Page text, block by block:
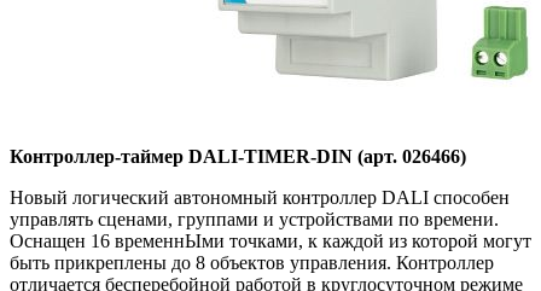
Контроллер-таймер DALI-TIMER-DIN (арт. 026466)
Новый логический автономный контроллер DALI способен
управлять сценами, группами и устройствами по времени.
Оснащен 16 временнЫми точками, к каждой из которой могут
быть прикреплены до 8 объектов управления. Контроллер
отличается бесперебойной работой в круглосуточном режиме